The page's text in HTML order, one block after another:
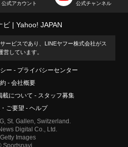
公式アカウント
公式チャンネル
ビ Yahoo! JAPAN
ービスであり、LINEヤフー株式会社がス
しています。
ー
プライバシーセンター
会社概要
載について
スタッフ募集
ご要望
ヘルプ
St. Gallen, Switzerland.
Digital Co., Ltd.
Images
Sportsnavi